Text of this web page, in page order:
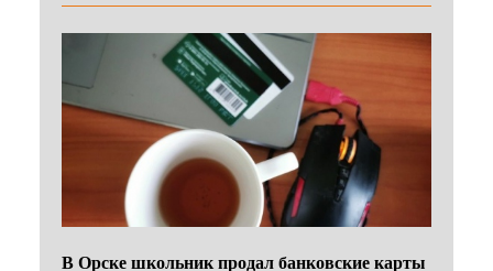
В Орске школьник продал банковские карты